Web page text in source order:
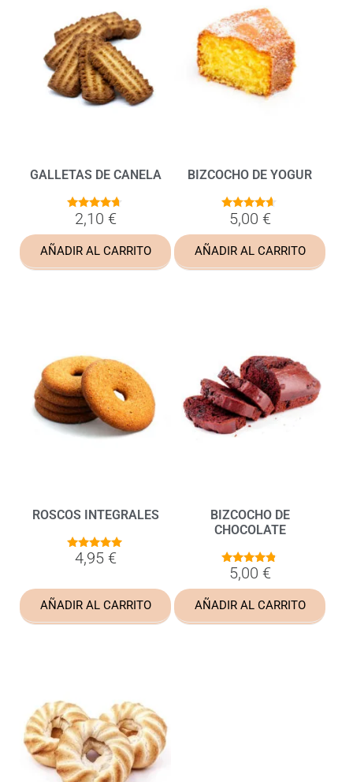
GALLETAS DE CANELA
4.56
de 5
2,10 €
AÑADIR AL CARRITO
BIZCOCHO DE YOGUR
4.50
de 5
5,00 €
AÑADIR AL CARRITO
ROSCOS INTEGRALES
5.00
de 5
4,95 €
AÑADIR AL CARRITO
BIZCOCHO DE
CHOCOLATE
4.67
de 5
5,00 €
AÑADIR AL CARRITO